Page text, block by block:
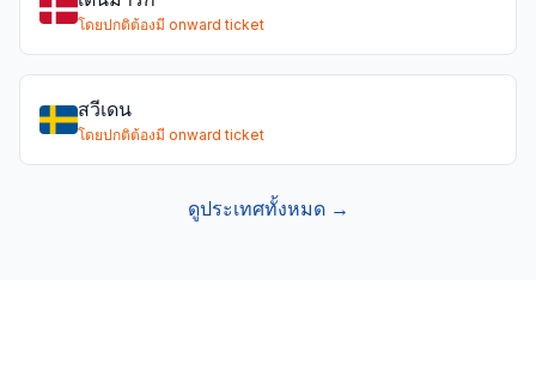
โดยปกติต้องมี onward ticket
สวีเดน
โดยปกติต้องมี onward ticket
ดูประเทศทั้งหมด →